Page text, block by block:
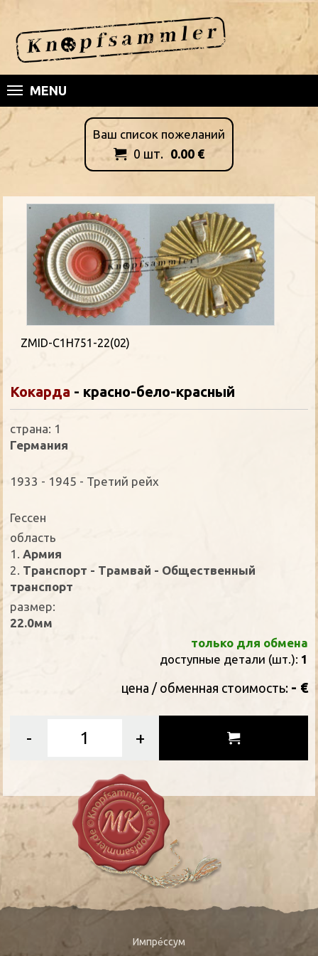
MENU
Ваш список пожеланий
 0 шт. 0.00 €
ZMID-C1H751-22(02)
Кокарда - красно-бело-красный
страна: 1
Германия
1933 - 1945 - Третий рейх
Гессен
oбласть
1.
Армия
2. Транспорт - Трамвай - Общественный
транспорт
размер:
22.0мм
только для обмена
доступные детали (шт.): 1
цена / oбменная стоимость: - €
- +
Импре́ссум